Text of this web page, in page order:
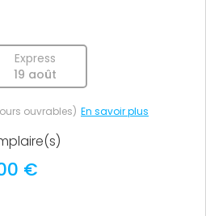
Express
19 août
ouvrables) En savoir plus
€